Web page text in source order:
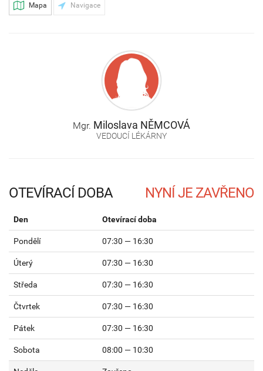
Mapa Navigace
Mgr. Miloslava NĚMCOVÁ
VEDOUCÍ LÉKÁRNY
OTEVÍRACÍ DOBA
Den Otevírací doba
Pondělí 07:30 — 16:30
Úterý 07:30 — 16:30
Středa 07:30 — 16:30
Čtvrtek 07:30 — 16:30
Pátek 07:30 — 16:30
Sobota 08:00 — 10:30